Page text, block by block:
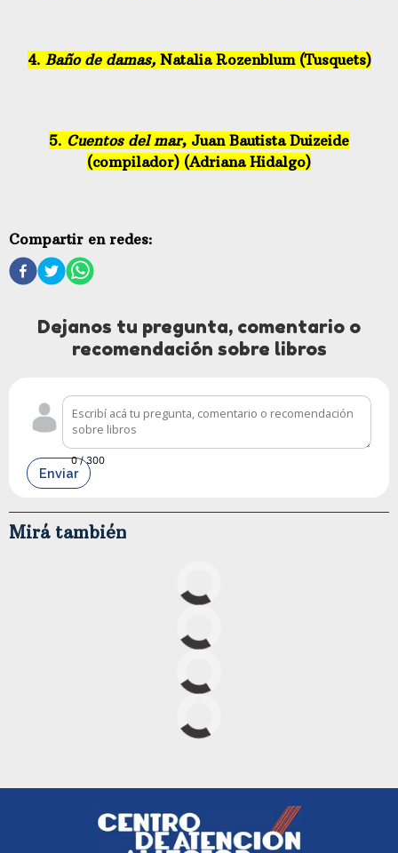
4. Baño de damas,Natalia Rozenblum (Tusquets)
5. Cuentos del mar, Juan Bautista Duizeide
(compilador) (Adriana Hidalgo)
Compartir en redes:
Dejanos tu pregunta, comentario o
recomendación sobre libros
0/ 300
Enviar
Mirá también